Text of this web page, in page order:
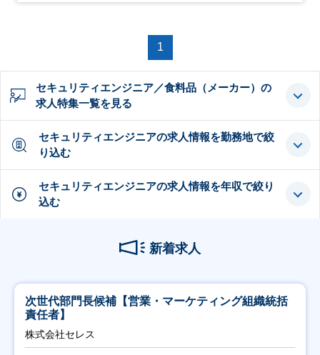
1
セキュリティエンジニア／食料品（メーカー）の
求人特集一覧を見る
セキュリティエンジニアの求人情報を勤務地で絞
り込む
セキュリティエンジニアの求人情報を年収で絞り
込む
新着求人
次世代部門長候補【営業・マーケティング組織統括
責任者】
株式会社セレス